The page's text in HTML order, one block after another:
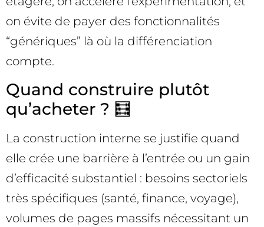
on évite de payer des fonctionnalités
“génériques” là où la différenciation
compte.
Quand construire plutôt
qu’acheter ? 🧮
La construction interne se justifie quand
elle crée une barrière à l’entrée ou un gain
d’efficacité substantiel : besoins sectoriels
très spécifiques (santé, finance, voyage),
volumes de pages massifs nécessitant un